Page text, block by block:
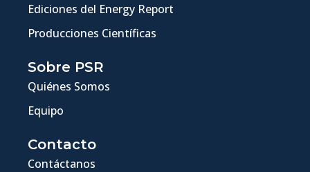
Ediciones del Energy Report
Producciones Científicas
Sobre PSR
Quiénes Somos
Equipo
Contacto
Contáctanos